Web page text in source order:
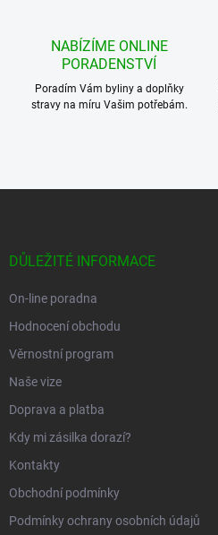
NABÍZÍME ONLINE
PORADENSTVÍ
Poradím Vám byliny a doplňky
stravy na míru Vašim potřebám.
DŮLEŽITÉ INFORMACE
On-line poradna
Hodnocení obchodu
Věrnostní program
Naše vize
Doprava a platba
Kdy mi zásilka dorazí?
Kontakty
Obchodní podmínky
Podmínky ochrany osobních údajů